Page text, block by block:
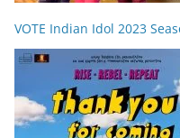
VOTE Indian Idol 2023